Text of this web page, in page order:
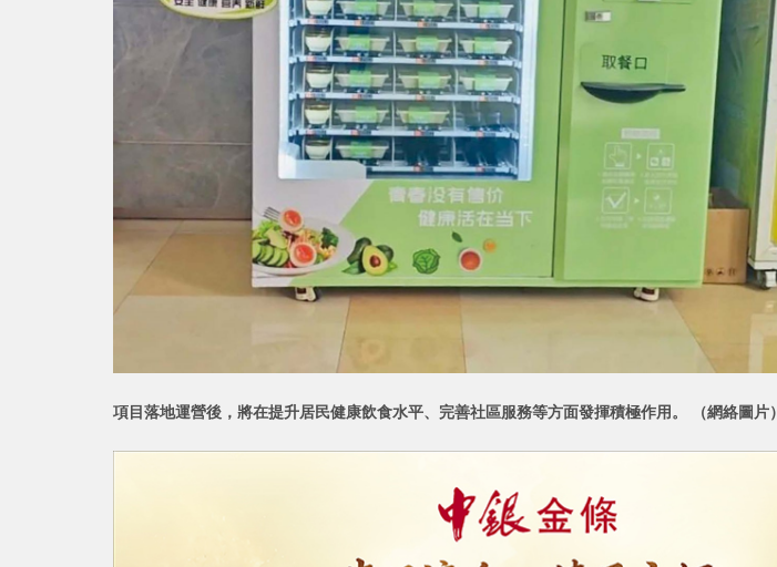
項目落地運營後，將在提升居民健康飲食水平、完善社區服務等方面發揮積極作用。 （網絡圖片）